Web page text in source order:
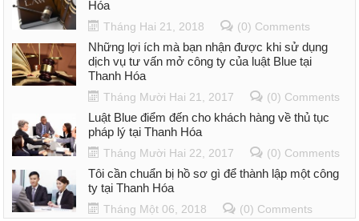
Hóa
Tháng Hai 21, 2018 (0) Comments
Những lợi ích mà bạn nhận được khi sử dụng
dịch vụ tư vấn mở công ty của luật Blue tại
Thanh Hóa
Tháng Mười Hai 21, 2017 (0) Comments
Luật Blue điểm đến cho khách hàng về thủ tục
pháp lý tại Thanh Hóa
Tháng Mười Hai 22, 2017 (0) Comments
Tôi cần chuẩn bị hồ sơ gì để thành lập một công
ty tại Thanh Hóa
Tháng Một 06, 2018 (0) Comments